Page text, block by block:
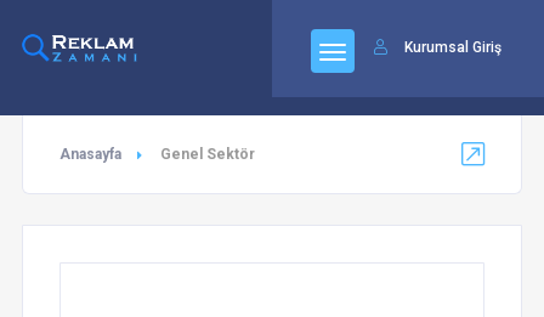
Kurumsal Giriş
Anasayfa Genel Sektör